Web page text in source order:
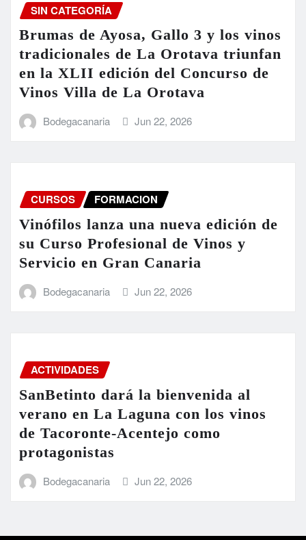
SIN CATEGORÍA
Brumas de Ayosa, Gallo 3 y los vinos
tradicionales de La Orotava triunfan
en la XLII edición del Concurso de
Vinos Villa de La Orotava
Bodegacanaria Jun 22, 2026
CURSOS FORMACION
Vinófilos lanza una nueva edición de
su Curso Profesional de Vinos y
Servicio en Gran Canaria
Bodegacanaria Jun 22, 2026
ACTIVIDADES
SanBetinto dará la bienvenida al
verano en La Laguna con los vinos
de Tacoronte-Acentejo como
protagonistas
Bodegacanaria Jun 22, 2026